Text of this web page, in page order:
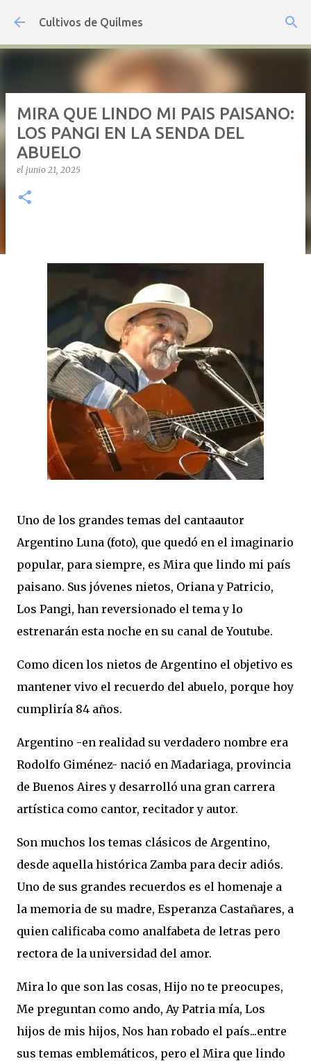
Ir al contenido principal
Cultivos de Quilmes
MIRA QUE LINDO MI PAIS PAISANO:
LOS PANGI EN LA SENDA DEL
ABUELO
el junio 21, 2025
Uno de los grandes temas del cantaautor
Argentino Luna (foto), que quedó en el imaginario
popular, para siempre, es Mira que lindo mi país
paisano. Sus jóvenes nietos, Oriana y Patricio,
Los Pangi, han reversionado el tema y lo
estrenarán esta noche en su canal de Youtube.
Como dicen los nietos de Argentino el objetivo es
mantener vivo el recuerdo del abuelo, porque hoy
cumpliría 84 años.
Argentino -en realidad su verdadero nombre era
Rodolfo Giménez- nació en Madariaga, provincia
de Buenos Aires y desarrolló una gran carrera
artística como cantor, recitador y autor.
Son muchos los temas clásicos de Argentino,
desde aquella histórica Zamba para decir adiós.
Uno de sus grandes recuerdos es el homenaje a
la memoria de su madre, Esperanza Castañares, a
quien calificaba como analfabeta de letras pero
rectora de la universidad del amor.
Mira lo que son las cosas, Hijo no te preocupes,
Me preguntan como ando, Ay Patria mía, Los
hijos de mis hijos, Nos han robado el país...entre
sus temas emblemáticos, pero el Mira que lindo